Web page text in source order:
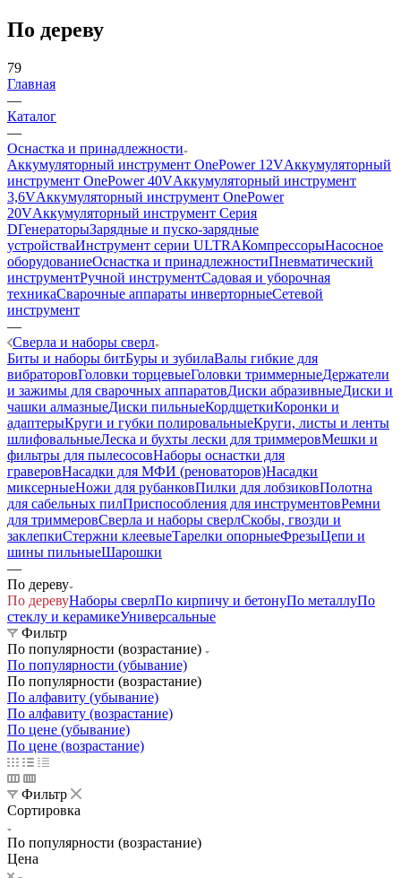
По дереву
79
Главная
—
Каталог
—
Оснастка и принадлежности
Аккумуляторный инструмент OnePower 12VАккумуляторный
инструмент OnePower 40VАккумуляторный инструмент
3,6VАккумуляторный инструмент OnePower
20VАккумуляторный инструмент Серия
DГенераторыЗарядные и пуско-зарядные
устройстваИнструмент серии ULTRAКомпрессорыНасосное
оборудованиеОснастка и принадлежностиПневматический
инструментРучной инструментСадовая и уборочная
техникаСварочные аппараты инверторныеСетевой
инструмент
—
Сверла и наборы сверл
Биты и наборы битБуры и зубилаВалы гибкие для
вибраторовГоловки торцевыеГоловки триммерныеДержатели
и зажимы для сварочных аппаратовДиски абразивныеДиски и
чашки алмазныеДиски пильныеКордщеткиКоронки и
адаптерыКруги и губки полировальныеКруги, листы и ленты
шлифовальныеЛеска и бухты лески для триммеровМешки и
фильтры для пылесосовНаборы оснастки для
граверовНасадки для МФИ (реноваторов)Насадки
миксерныеНожи для рубанковПилки для лобзиковПолотна
для сабельных пилПриспособления для инструментовРемни
для триммеровСверла и наборы сверлСкобы, гвозди и
заклепкиСтержни клеевыеТарелки опорныеФрезыЦепи и
шины пильныеШарошки
—
По дереву
По деревуНаборы сверлПо кирпичу и бетонуПо металлуПо
стеклу и керамикеУниверсальные
Фильтр
По популярности (возрастание)
По популярности (убывание)
По популярности (возрастание)
По алфавиту (убывание)
По алфавиту (возрастание)
По цене (убывание)
По цене (возрастание)
Фильтр
Сортировка
По популярности (возрастание)
Цена